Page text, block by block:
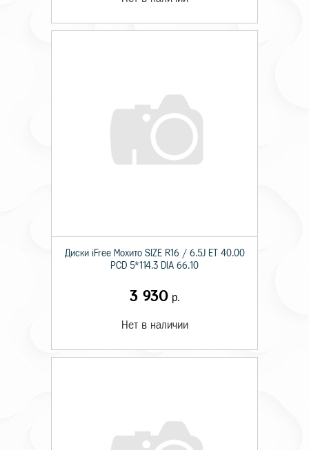
Диски iFree Мохито SIZE R16 / 6.5J ET 40.00
PCD 5*114.3 DIA 66.10
3 930р.
Нет в наличии